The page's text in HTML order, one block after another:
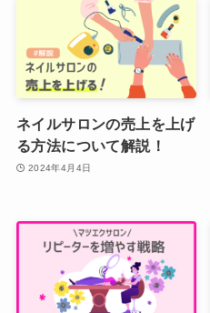
ネイルサロンの売上を上げ
る方法について解説！
2024年4月4日